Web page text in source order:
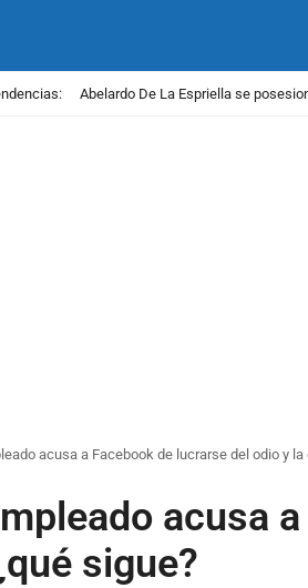
Abelardo De La Espriella se
acusa a Facebook de lucrarse del odio y
acusa
sigue?